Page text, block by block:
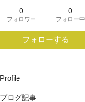
0
フォロワー
0
フォロー中
フォローする
Profile
ブログ記事